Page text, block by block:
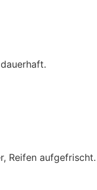
Reifen aufgefrischt.